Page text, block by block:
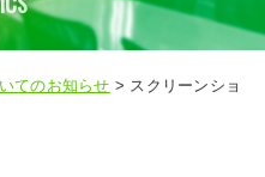
てのお知らせ > スクリーンショ